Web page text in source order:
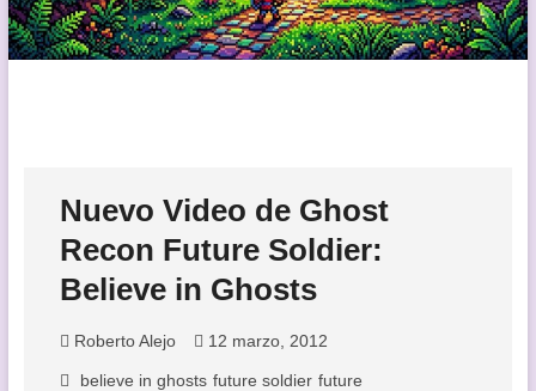
Nuevo Video de Ghost
Recon Future Soldier:
Believe in Ghosts
Roberto Alejo 12 marzo, 2012
believe in ghosts future soldier future